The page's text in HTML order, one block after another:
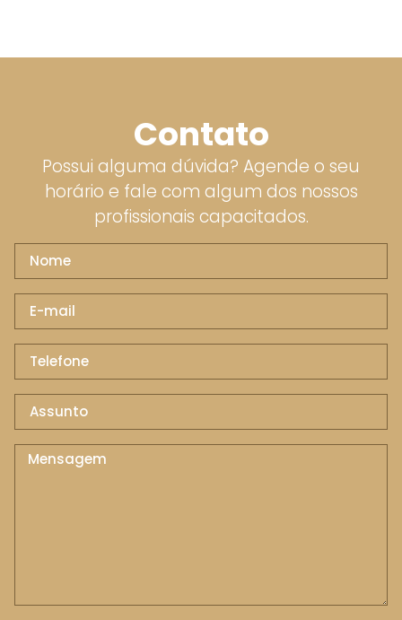
Contato
Possui alguma dúvida? Agende o seu
horário e fale com algum dos nossos
profissionais capacitados.